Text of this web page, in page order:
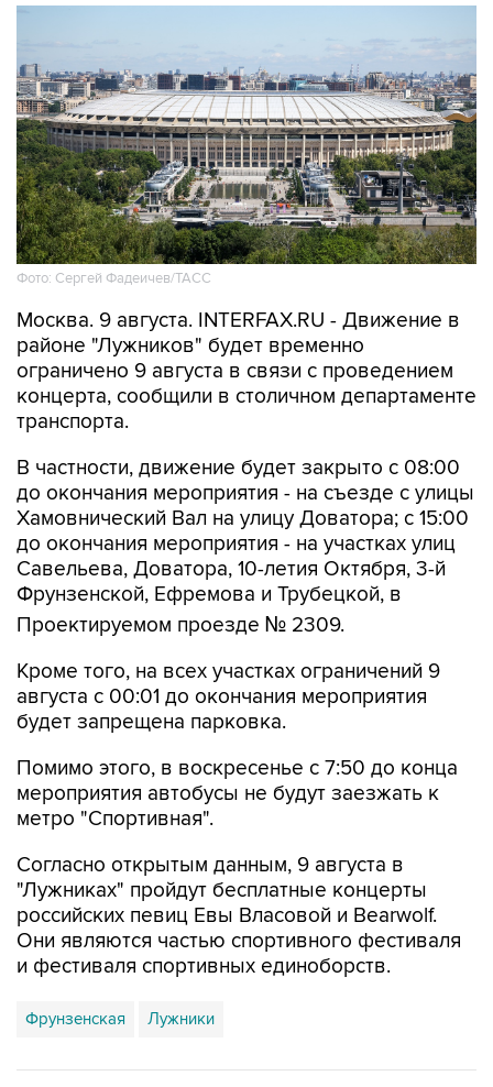
Фото: Сергей Фадеичев/ТАСС
Москва. 9 августа. INTERFAX.RU - Движение в
районе "Лужников" будет временно
ограничено 9 августа в связи с проведением
концерта, сообщили в столичном департаменте
транспорта.
В частности, движение будет закрыто с 08:00
до окончания мероприятия - на съезде с улицы
Хамовнический Вал на улицу Доватора; с 15:00
до окончания мероприятия - на участках улиц
Савельева, Доватора, 10-летия Октября, 3-й
Фрунзенской, Ефремова и Трубецкой, в
Проектируемом проезде № 2309.
Кроме того, на всех участках ограничений 9
августа с 00:01 до окончания мероприятия
будет запрещена парковка.
Помимо этого, в воскресенье с 7:50 до конца
мероприятия автобусы не будут заезжать к
метро "Спортивная".
Согласно открытым данным, 9 августа в
"Лужниках" пройдут бесплатные концерты
российских певиц Евы Власовой и Bearwolf.
Они являются частью спортивного фестиваля
и фестиваля спортивных единоборств.
Фрунзенская Лужники